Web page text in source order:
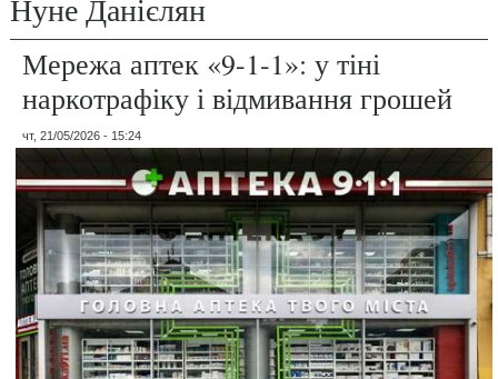
Нуне Данієлян
Мережа аптек «9-1-1»: у тіні
наркотрафіку і відмивання грошей
чт, 21/05/2026 - 15:24